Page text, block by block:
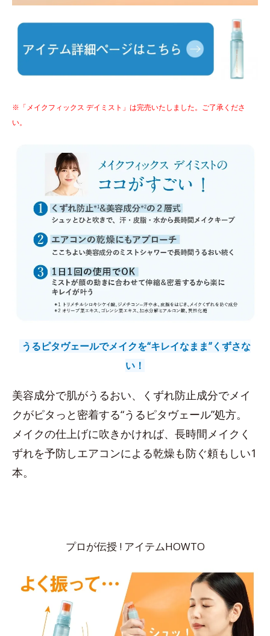
※「メイクフィックス デイミスト」は完売いたしました。ご了承くださ
い。
うるピタヴェールでメイクを“キレイなまま”くずさな
い！
美容成分で肌がうるおい、くずれ防止成分でメイ
クがピタっと密着する“うるピタヴェール”処方。
メイクの仕上げに吹きかければ、長時間メイクく
ずれを予防しエアコンによる乾燥も防ぐ頼もしい1
本。
プロが伝授 ! アイテムHOWTO